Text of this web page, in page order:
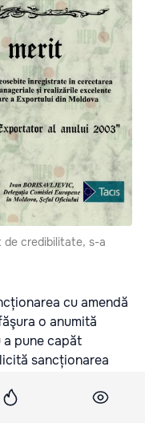
de credibilitate, s-a
cu amendă
o anumită
pune capăt
sancționarea
de